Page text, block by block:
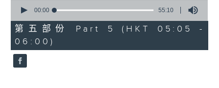
seconds
55
minutes,
10
seconds
00:00 55:10
第五部份 Part 5 (HKT 05:05 -
06:00)